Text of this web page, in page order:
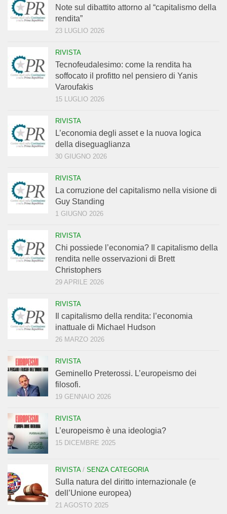
Note sul dibattito attorno al “capitalismo della
rendita”
23 LUGLIO 2026
RIVISTA
Tecnofeudalesimo: come la rendita ha
soffocato il profitto nel pensiero di Yanis
Varoufakis
15 LUGLIO 2026
RIVISTA
L’economia degli asset e la nuova logica
della diseguaglianza
30 GIUGNO 2026
RIVISTA
La corruzione del capitalismo nella visione di
Guy Standing
1 GIUGNO 2026
RIVISTA
Chi possiede l’economia? Il capitalismo della
rendita nelle osservazioni di Brett
Christophers
29 APRILE 2026
RIVISTA
Il capitalismo della rendita: l’economia
inattuale di Michael Hudson
26 MARZO 2026
RIVISTA
Geminello Preterossi. L’europeismo dei
filosofi.
19 GENNAIO 2026
RIVISTA
L’europeismo è una ideologia?
15 DICEMBRE 2025
RIVISTA/ SENZA CATEGORIA
Sulla natura del diritto internazionale (e
dell’Unione europea)
21 AGOSTO 2025